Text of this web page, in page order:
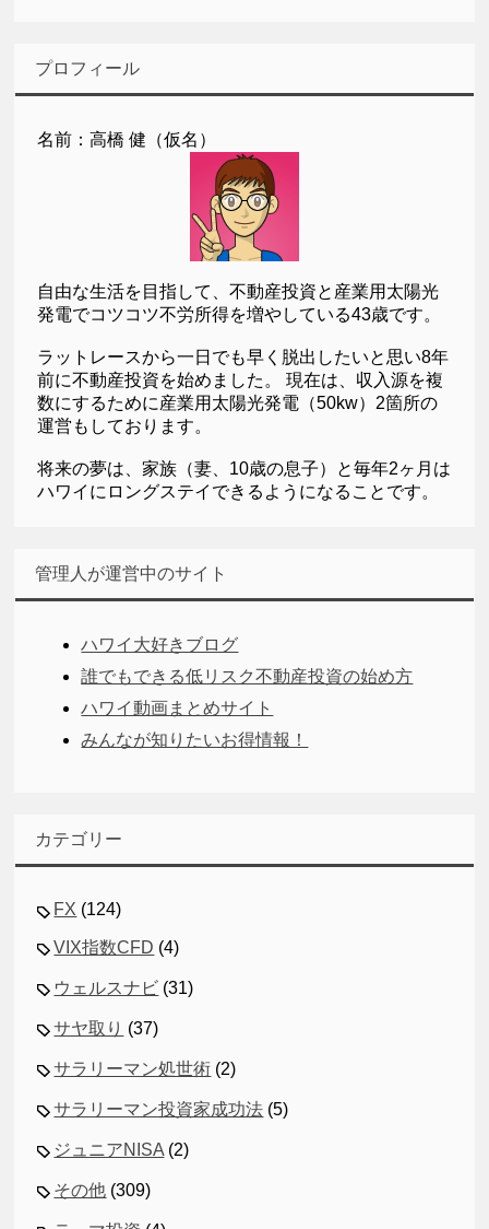
プロフィール
名前：高橋 健（仮名）
自由な生活を目指して、不動産投資と産業用太陽光
発電でコツコツ不労所得を増やしている43歳です。
ラットレースから一日でも早く脱出したいと思い8年
前に不動産投資を始めました。 現在は、収入源を複
数にするために産業用太陽光発電（50kw）2箇所の
運営もしております。
将来の夢は、家族（妻、10歳の息子）と毎年2ヶ月は
ハワイにロングステイできるようになることです。
管理人が運営中のサイト
ハワイ大好きブログ
誰でもできる低リスク不動産投資の始め方
ハワイ動画まとめサイト
みんなが知りたいお得情報！
カテゴリー
FX (124)
VIX指数CFD (4)
ウェルスナビ (31)
サヤ取り (37)
サラリーマン処世術 (2)
サラリーマン投資家成功法 (5)
ジュニアNISA (2)
その他 (309)